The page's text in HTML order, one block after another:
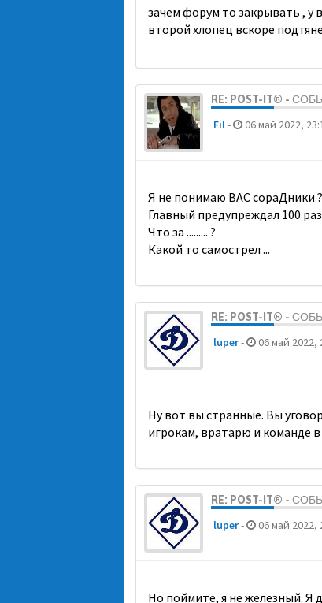
зачем форум то закрывать , у
второй хлопец вскоре
RE: POST-IT® -
Fil- 06 май 2022,
Я не понимаю ВАС сораДники ?
Главный предупреждал 100
Что за ......... ?
Какой то самострел ...
RE: POST-IT® -
luper- 06 май 2022,
Ну вот вы странные. Вы
игрокам, вратарю и команде
RE: POST-IT® -
luper- 06 май 2022,
Но поймите, я не железный. Я